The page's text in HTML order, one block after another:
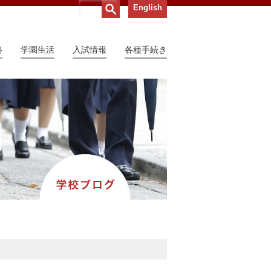
English
学園生活 入試情報 各種手続き